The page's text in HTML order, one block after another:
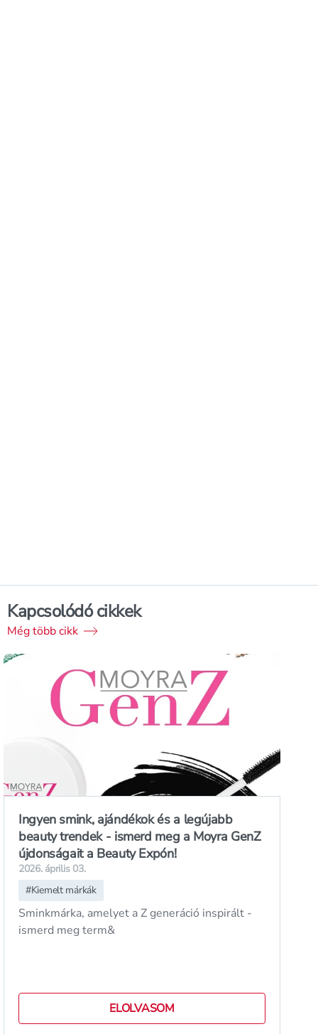
Kapcsolódó cikkek
Még több cikk
Ingyen smink, ajándékok és a legújabb
beauty trendek - ismerd meg a Moyra GenZ
újdonságait a Beauty Expón!
2026. április 03.
#Kiemelt márkák
Sminkmárka, amelyet a Z generáció inspirált -
ismerd meg term&
ELOLVASOM